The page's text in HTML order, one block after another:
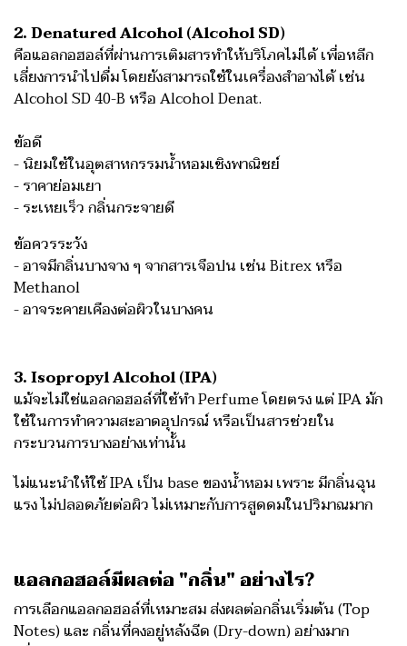
2. Denatured Alcohol (Alcohol SD)
คือแอลกอฮอล์ที่ผ่านการเติมสารทำให้บริโภคไม่ได้ เพื่อหลีก
เลี่ยงการนำไปดื่ม โดยยังสามารถใช้ในเครื่องสำอางได้ เช่น
Alcohol SD 40-B หรือ Alcohol Denat.
ข้อดี
- นิยมใช้ในอุตสาหกรรมน้ำหอมเชิงพาณิชย์
- ราคาย่อมเยา
- ระเหยเร็ว กลิ่นกระจายดี
ข้อควรระวัง
- อาจมีกลิ่นบางจาง ๆ จากสารเจือปน เช่น Bitrex หรือ
Methanol
- อาจระคายเคืองต่อผิวในบางคน
3. Isopropyl Alcohol (IPA)
แม้จะไม่ใช่แอลกอฮอล์ที่ใช้ทำ Perfume โดยตรง แต่ IPA มัก
ใช้ในการทำความสะอาดอุปกรณ์ หรือเป็นสารช่วยใน
กระบวนการบางอย่างเท่านั้น
ไม่แนะนำให้ใช้ IPA เป็น base ของน้ำหอม เพราะ มีกลิ่นฉุน
แรง ไม่ปลอดภัยต่อผิว ไม่เหมาะกับการสูดดมในปริมาณมาก
แอลกอฮอล์มีผลต่อ "กลิ่น" อย่างไร?
การเลือกแอลกอฮอล์ที่เหมาะสม ส่งผลต่อกลิ่นเริ่มต้น (Top
Notes) และ กลิ่นที่คงอยู่หลังฉีด (Dry-down) อย่างมาก